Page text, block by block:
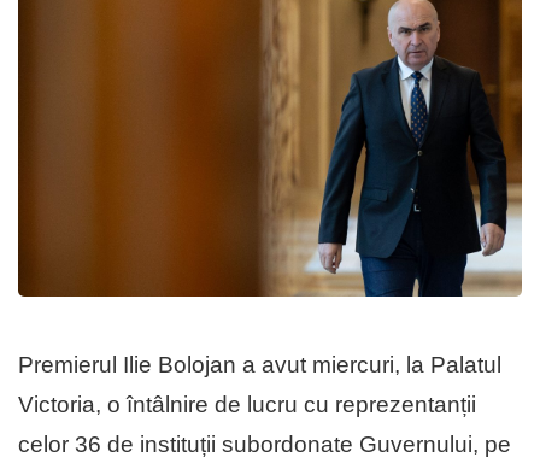
Premierul Ilie Bolojan a avut miercuri, la Palatul
Victoria, o întâlnire de lucru cu reprezentanții
celor 36 de instituții subordonate Guvernului, pe